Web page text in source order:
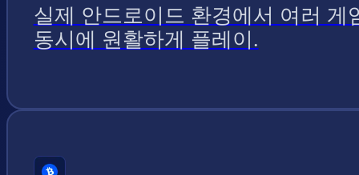
실제 안드로이드 환경에서 여러 게
동시에 원활하게 플레이.